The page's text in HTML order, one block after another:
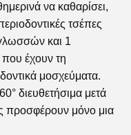
να καθαρίσει,
τσέπες
και 1
που έχουν τη
μοσχεύματα.
διευθετήσιμα μετά
προσφέρουν μόνο μια